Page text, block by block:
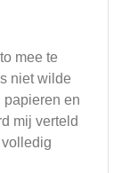
mee te
niet wilde
papieren en
mij verteld